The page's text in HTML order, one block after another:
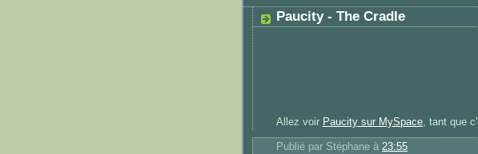
Paucity - The Cradle
Allez voir Paucity sur MySpace , tant que
Publié par Stéphane à 23:55